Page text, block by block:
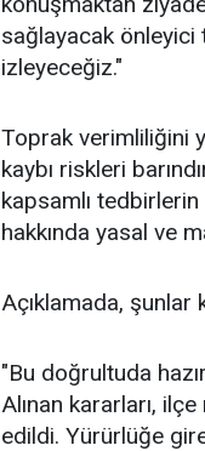
sağlayacak önleyici
izleyeceğiz."
Toprak verimliliğini
kaybı riskleri
kapsamlı tedbirlerin
hakkında yasal ve
Açıklamada, şunlar
"Bu doğrultuda
Alınan kararları,
edildi. Yürürlüğe